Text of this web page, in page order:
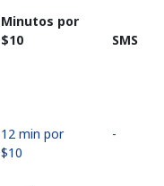
Minutos por
⁦$10⁩
SMS
12 min por
⁦$10⁩
-